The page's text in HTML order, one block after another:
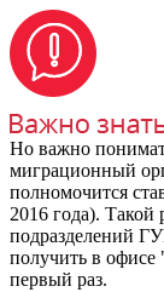
Но важно
миграционный
полномочится
2016 года). Такой
подразделений
получить в
первый раз.